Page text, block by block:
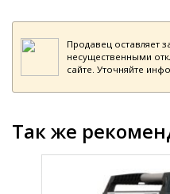
Продавец оставляет
несущественными
сайте. Уточняйте
Так же